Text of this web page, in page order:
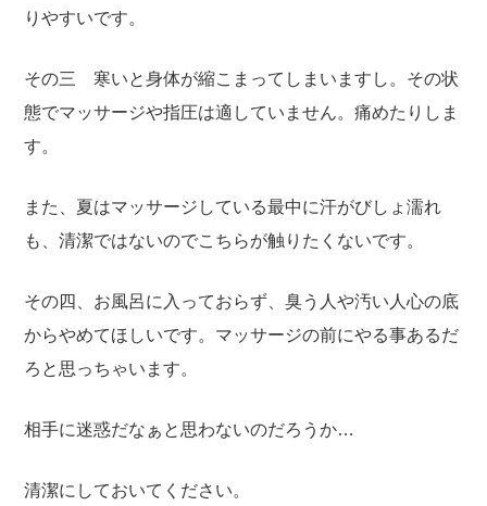
りやすいです。
その三 寒いと身体が縮こまってしまいますし。その状
態でマッサージや指圧は適していません。痛めたりしま
す。
また、夏はマッサージしている最中に汗がびしょ濡れ
も、清潔ではないのでこちらが触りたくないです。
その四、お風呂に入っておらず、臭う人や汚い人心の底
からやめてほしいです。マッサージの前にやる事あるだ
ろと思っちゃいます。
相手に迷惑だなぁと思わないのだろうか…
清潔にしておいてください。